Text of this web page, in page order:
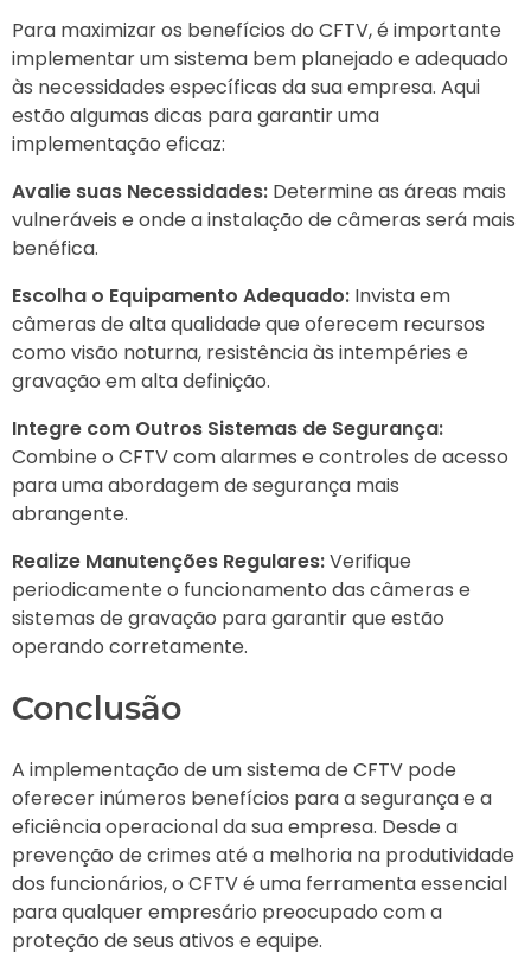
Para maximizar os benefícios do CFTV, é importante
implementar um sistema bem planejado e adequado
às necessidades específicas da sua empresa. Aqui
estão algumas dicas para garantir uma
implementação eficaz:
Avalie suas Necessidades: Determine as áreas mais
vulneráveis e onde a instalação de câmeras será mais
benéfica.
Escolha o Equipamento Adequado: Invista em
câmeras de alta qualidade que oferecem recursos
como visão noturna, resistência às intempéries e
gravação em alta definição.
Integre com Outros Sistemas de Segurança:
Combine o CFTV com alarmes e controles de acesso
para uma abordagem de segurança mais
abrangente.
Realize Manutenções Regulares:Verifique
periodicamente o funcionamento das câmeras e
sistemas de gravação para garantir que estão
operando corretamente.
Conclusão
A implementação de um sistema de CFTV pode
oferecer inúmeros benefícios para a segurança e a
eficiência operacional da sua empresa. Desde a
prevenção de crimes até a melhoria na produtividade
dos funcionários, o CFTV é uma ferramenta essencial
para qualquer empresário preocupado com a
proteção de seus ativos e equipe.